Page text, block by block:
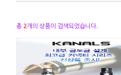
총 2개의 상품이 검색되었습니다.